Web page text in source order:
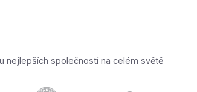
nejlepších společností na celém světě